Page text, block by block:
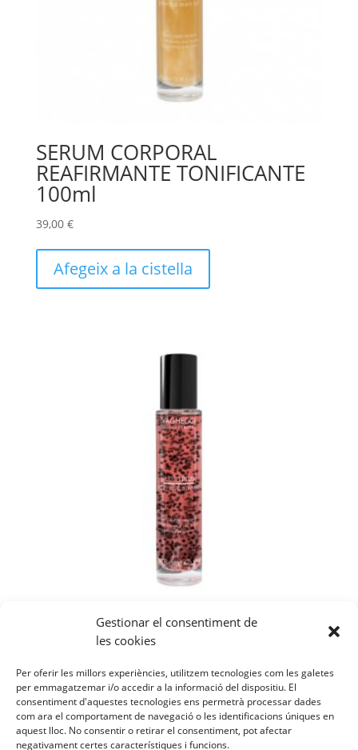
Gestionar el consentiment de
les cookies
Per oferir les millors experiències, utilitzem tecnologies com les galetes
per emmagatzemar i/o accedir a la informació del dispositiu. El
consentiment d'aquestes tecnologies ens permetrà processar dades
com ara el comportament de navegació o les identificacions úniques en
aquest lloc. No consentir o retirar el consentiment, pot afectar
negativament certes característiques i funcions.
SERUM CORPORAL
REAFIRMANTE TONIFICANTE
100ml
39,00 €
Afegeix a la cistella
BOOSTER CORPORAL
100ml
39,00€